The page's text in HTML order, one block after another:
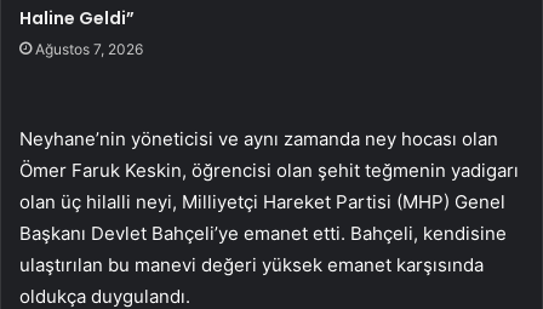
Haline Geldi”
Ağustos 7, 2026
Neyhane’nin yöneticisi ve aynı zamanda ney hocası olan
Ömer Faruk Keskin, öğrencisi olan şehit teğmenin yadigarı
olan üç hilalli neyi, Milliyetçi Hareket Partisi (MHP) Genel
Başkanı Devlet Bahçeli’ye emanet etti. Bahçeli, kendisine
ulaştırılan bu manevi değeri yüksek emanet karşısında
oldukça duygulandı.